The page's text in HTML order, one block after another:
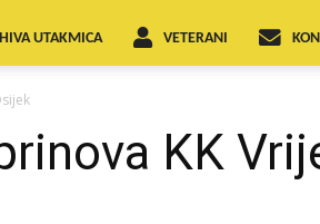
UTAKMICA VETERANI
KK